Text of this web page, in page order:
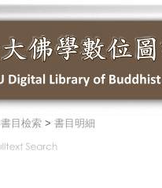
書目檢索 > 書目明細